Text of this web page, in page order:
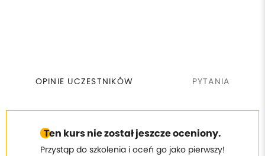
OPINIE UCZESTNIKÓW PYTANIA
Ten kurs nie został jeszcze oceniony.
Przystąp do szkolenia i oceń go jako pierwszy!